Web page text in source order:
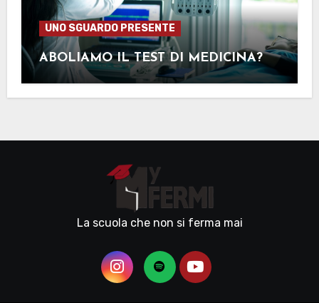
UNO SGUARDO PRESENTE
ABOLIAMO IL TEST DI MEDICINA?
La scuola che non si ferma mai